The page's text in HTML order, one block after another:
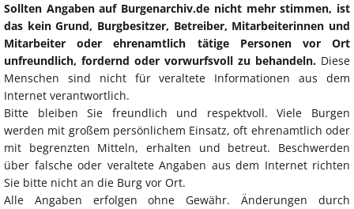
Sollten Angaben auf Burgenarchiv.de nicht mehr stimmen, ist
das kein Grund, Burgbesitzer, Betreiber, Mitarbeiterinnen und
Mitarbeiter oder ehrenamtlich tätige Personen vor Ort
unfreundlich, fordernd oder vorwurfsvoll zu behandeln. Diese
Menschen sind nicht für veraltete Informationen aus dem
Internet verantwortlich.
Bitte bleiben Sie freundlich und respektvoll. Viele Burgen
werden mit großem persönlichem Einsatz, oft ehrenamtlich oder
mit begrenzten Mitteln, erhalten und betreut. Beschwerden
über falsche oder veraltete Angaben aus dem Internet richten
Sie bitte nicht an die Burg vor Ort.
Alle Angaben erfolgen ohne Gewähr. Änderungen durch